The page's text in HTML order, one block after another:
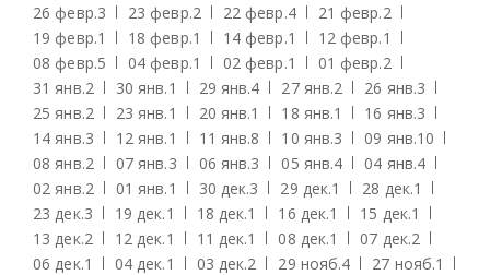
26 февр.3 23 февр.2 22 февр.4 21 февр.2
19 февр.1 18 февр.1 14 февр.1 12 февр.1
08 февр.5 04 февр.1 02 февр.1 01 февр.2
31 янв.2 30 янв.1 29 янв.4 27 янв.2 26 янв.3
25 янв.2 23 янв.1 20 янв.1 18 янв.1 16 янв.3
14 янв.3 12 янв.1 11 янв.8 10 янв.3 09 янв.10
08 янв.2 07 янв.3 06 янв.3 05 янв.4 04 янв.4
02 янв.2 01 янв.1 30 дек.3 29 дек.1 28 дек.1
23 дек.3 19 дек.1 18 дек.1 16 дек.1 15 дек.1
13 дек.2 12 дек.1 11 дек.1 08 дек.1 07 дек.2
06 дек.1 04 дек.1 03 дек.2 29 нояб.4 27 нояб.1